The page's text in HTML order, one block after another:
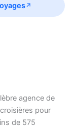
agence de
pour
de 575